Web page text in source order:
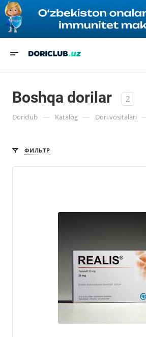
Boshqa dorilar 2
Doriclub — Katalog — Dori vositalari
ФИЛЬТР